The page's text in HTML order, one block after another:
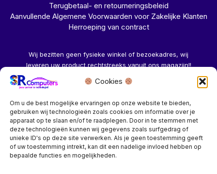
Cookies
Om u de best mogelijke ervaringen op onze website te bieden,
gebruiken wij technologieën zoals cookies om informatie over je
apparaat op te slaan en/of te raadplegen. Door in te stemmen met
deze technologieën kunnen wij gegevens zoals surfgedrag of
unieke ID's op deze site verwerken. Als je geen toestemming geeft
of uw toestemming intrekt, kan dit een nadelige invloed hebben op
bepaalde functies en mogelijkheden.
Terugbetaal- en retourneringsbeleid
Aanvullende Algemene Voorwaarden voor Zakelijke Klanten
Herroeping van contract
Wij bezitten geen fysieke winkel of bezoekadres, wij
leveren uw product rechtstreeks vanuit ons magazijn!!
Herroeping aanvragen →
Bedrijf? vraag een account aan voor speciale prijzen!